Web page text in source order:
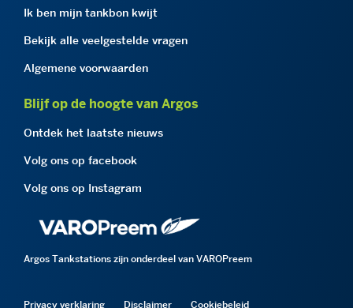
Ik ben mijn tankbon kwijt
Bekijk alle veelgestelde vragen
Algemene voorwaarden
Blijf op de hoogte van Argos
Ontdek het laatste nieuws
Volg ons op facebook
Volg ons op Instagram
Argos Tankstations zijn onderdeel van VAROPreem
Privacy verklaring Disclaimer Cookiebeleid